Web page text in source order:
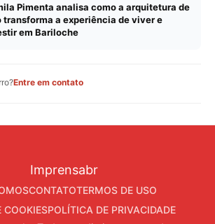
Pimenta analisa como a arquitetura de
transforma a experiência de viver e
em Bariloche
Entre em contato
CONTATOTERMOS DE USO
COOKIESPOLÍTICA DE PRIVACIDADE